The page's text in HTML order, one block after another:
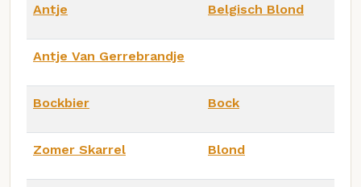
Antje Belgisch Blond
Antje Van Gerrebrandje
Bockbier Bock
Zomer Skarrel Blond